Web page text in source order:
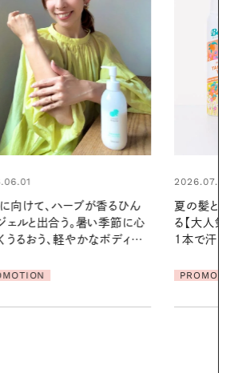
と心が瞬時にリフレッシュす
人気のドライシャンプー】 この
汗ばむ季節も一日中心地よく
2026.06.01
暑い夏のナイ
える夜の爽